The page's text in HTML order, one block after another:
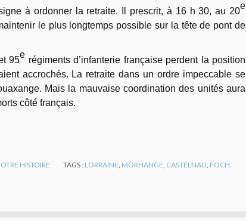
à ordonner la retraite. Il prescrit, à 16 h 30, au 20e
le plus longtemps possible sur la tête de pont de
95e régiments d’infanterie française perdent la position
accrochés. La retraite dans un ordre impeccable se
Mais la mauvaise coordination des unités aura
côté français.
HISTOIRE TAGS : LORRAINE MORHANGE CASTELNAU FOCH